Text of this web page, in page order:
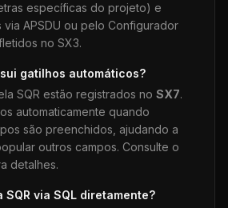
específicas do projeto) e
APSDU ou pelo Configurador
no SX3.
gatilhos automáticos?
SQR estão registrados no SX7.
automaticamente quando
são preenchidos, ajudando a
outros campos. Consulte o
detalhes.
SQR via SQL diretamente?